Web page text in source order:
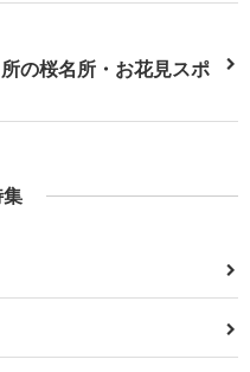
の桜名所・お花見スポ